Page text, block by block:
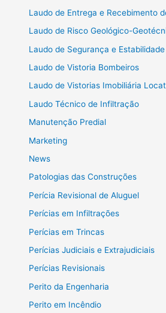
Laudo de Entrega e Recebimento
Laudo de Risco Geológico-
Laudo de Segurança e Estabilidade
Laudo de Vistoria Bombeiros
Laudo de Vistorias Imobiliária
Laudo Técnico de Infiltração
Manutenção Predial
Marketing
News
Patologias das Construções
Perícia Revisional de Aluguel
Perícias em Infiltrações
Perícias em Trincas
Perícias Judiciais e Extrajudiciais
Perícias Revisionais
Perito da Engenharia
Perito em Incêndio